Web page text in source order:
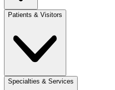
Patients & Visitors
Specialties & Services